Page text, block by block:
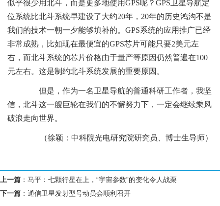
似乎很少用北斗，而是更多地使用GPS呢？GPS卫星导航定
位系统比北斗系统早建设了大约20年，20年的历史鸿沟不是
我们的技术一朝一夕能够填补的。GPS系统的应用推广已经
非常成熟，比如现在最便宜的GPS芯片可能只要2美元左
右，而北斗系统的芯片价格由于量产等原因仍然普遍在100
元左右。这是制约北斗系统发展的重要原因。
但是，作为一名卫星导航的普通科研工作者，我坚
信，北斗这一艘巨轮在我们的不懈努力下，一定会继续乘风
破浪走向世界。
（徐颖：中科院光电研究院研究员、博士生导师）
上一篇 ： 马平：七颗行星在上，“宇宙参数”的变化令人战栗
下一篇 ： 通信卫星发射型号动员会顺利召开